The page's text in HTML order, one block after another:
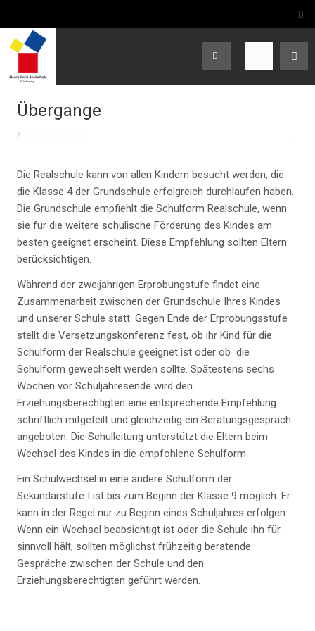
Übergange
Die Realschule kann von allen Kindern besucht werden, die
die Klasse 4 der Grundschule erfolgreich durchlaufen haben.
Die Grundschule empfiehlt die Schulform Realschule, wenn
sie für die weitere schulische Förderung des Kindes am
besten geeignet erscheint. Diese Empfehlung sollten Eltern
berücksichtigen.
Während der zweijährigen Erprobungstufe findet eine
Zusammenarbeit zwischen der Grundschule Ihres Kindes
und unserer Schule statt. Gegen Ende der Erprobungsstufe
stellt die Versetzungskonferenz fest, ob ihr Kind für die
Schulform der Realschule geeignet ist oder ob die
Schulform gewechselt werden sollte. Spätestens sechs
Wochen vor Schuljahresende wird den
Erziehungsberechtigten eine entsprechende Empfehlung
schriftlich mitgeteilt und gleichzeitig ein Beratungsgespräch
angeboten. Die Schulleitung unterstützt die Eltern beim
Wechsel des Kindes in die empfohlene Schulform.
Ein Schulwechsel in eine andere Schulform der
Sekundarstufe I ist bis zum Beginn der Klasse 9 möglich. Er
kann in der Regel nur zu Beginn eines Schuljahres erfolgen.
Wenn ein Wechsel beabsichtigt ist oder die Schule ihn für
sinnvoll hält, sollten möglichst frühzeitig beratende
Gespräche zwischen der Schule und den
Erziehungsberechtigten geführt werden.